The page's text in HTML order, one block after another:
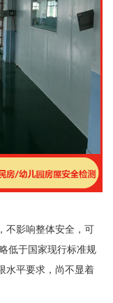
不影响整体安全，可
低于国家现行标准规
水平要求，尚不显着